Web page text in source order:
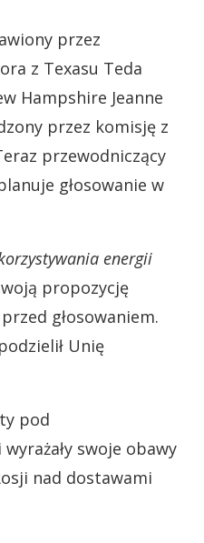
przez
z Texasu Teda
Hampshire Jeanne
przez komisję z
przewodniczący
głosowanie w
energii
propozycję
głosowaniem.
Unię
pod
swoje obawy
nad dostawami